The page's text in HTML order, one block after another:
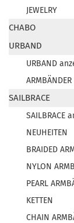
JEWELRY
CHABO
URBAND
URBAND
ARMBÄNDER
SAILBRACE
SAILBRACE
NEUHEITEN
BRAIDED
NYLON
PEARL
KETTEN
CHAIN